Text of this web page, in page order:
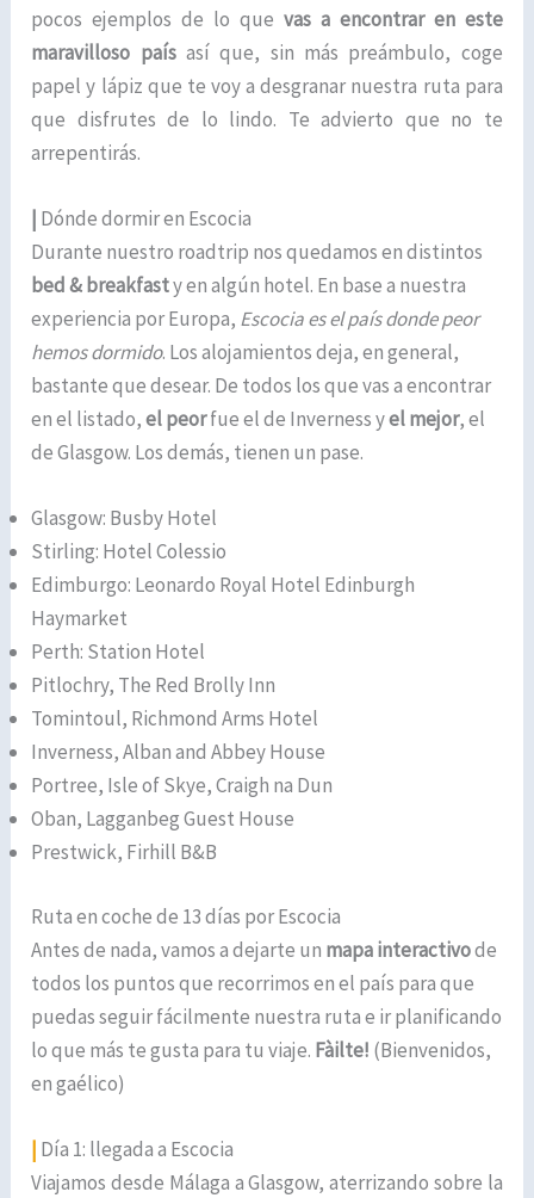
pocos ejemplos de lo que vas a encontrar en este
maravilloso paísasí que, sin más preámbulo, coge
papel y lápiz que te voy a desgranar nuestra ruta para
que disfrutes de lo lindo. Te advierto que no te
arrepentirás.
| Dónde dormir en Escocia
Durante nuestro roadtrip nos quedamos en distintos
bed & breakfasty en algún hotel. En base a nuestra
experiencia por Europa, Escocia es el país donde peor
hemos dormido. Los alojamientos deja, en general,
bastante que desear. De todos los que vas a encontrar
en el listado,el peorfue el de Inverness yel mejor, el
de Glasgow. Los demás, tienen un pase.
Glasgow: Busby Hotel
Stirling: Hotel Colessio
Edimburgo: Leonardo Royal Hotel Edinburgh
Haymarket
Perth: Station Hotel
Pitlochry, The Red Brolly Inn
Tomintoul, Richmond Arms Hotel
Inverness, Alban and Abbey House
Portree, Isle of Skye, Craigh na Dun
Oban, Lagganbeg Guest House
Prestwick, Firhill B&B
Ruta en coche de 13 días por Escocia
Antes de nada, vamos a dejarte un mapa interactivode
todos los puntos que recorrimos en el país para que
puedas seguir fácilmente nuestra ruta e ir planificando
lo que más te gusta para tu viaje. Fàilte! (Bienvenidos,
en gaélico)
| Día 1: llegada a Escocia
Viajamos desde Málaga a Glasgow, aterrizando sobre la